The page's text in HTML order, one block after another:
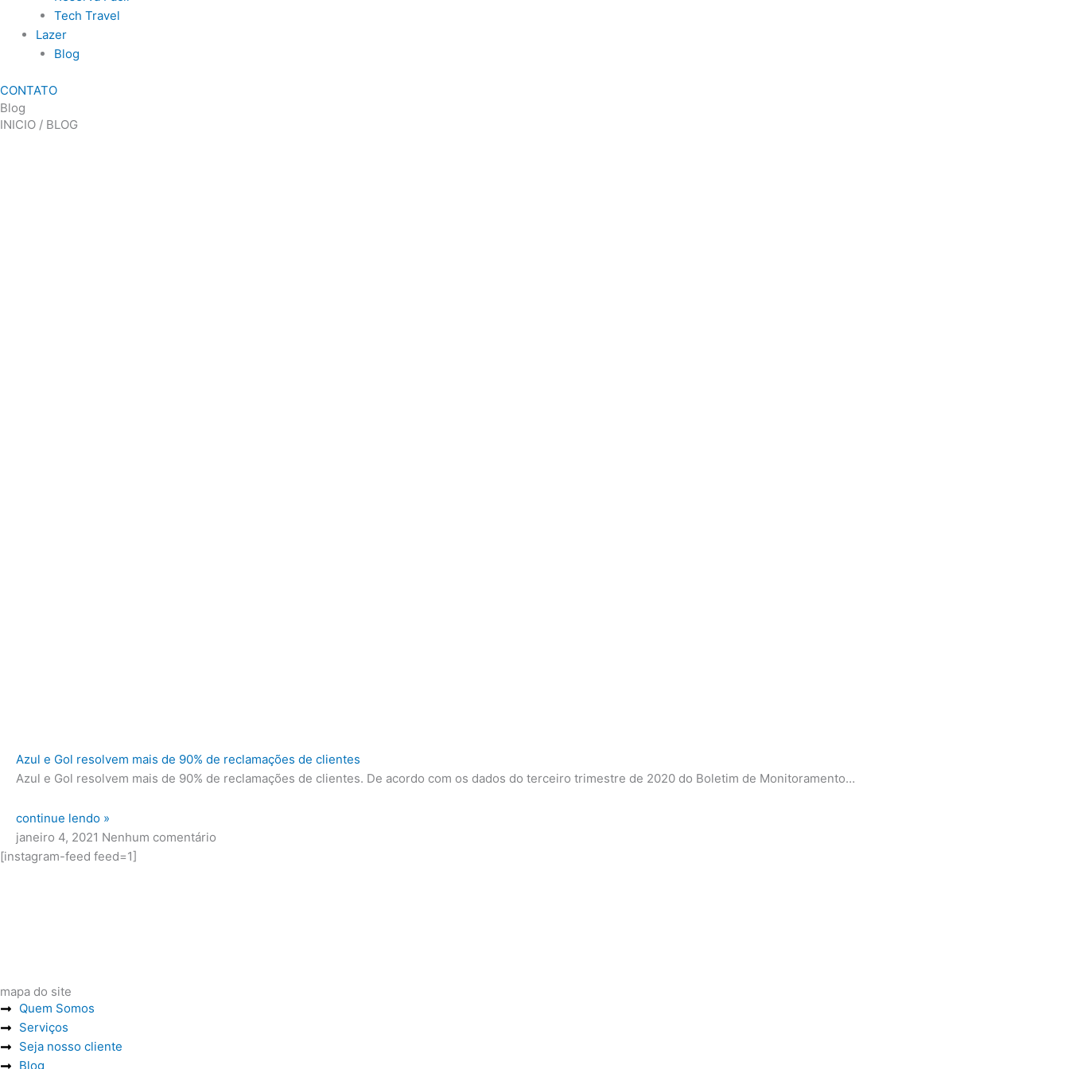
Tech Travel
Lazer
Blog
CONTATO
Blog
INICIO / BLOG
Azul e Gol resolvem mais de 90% de reclamações de clientes
Azul e Gol resolvem mais de 90% de reclamações de clientes. De acordo com os dados do terceiro trimestre de 2020 do Boletim de Monitoramento…
continue lendo »
janeiro 4, 2021 Nenhum comentário
[instagram-feed feed=1]
mapa do site
Quem Somos
Serviços
Seja nosso cliente
Blog